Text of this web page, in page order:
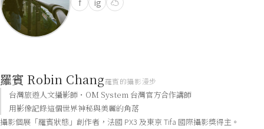
羅賓 Robin Chang羅賓的攝影漫步
台灣旅遊人文攝影師・OM System 台灣官方合作講師
用影像記錄這個世界神秘與美麗的角落
攝影個展「羅賓狀態」創作者，法國 PX3 及東京 Tifa 國際攝影獎得主。